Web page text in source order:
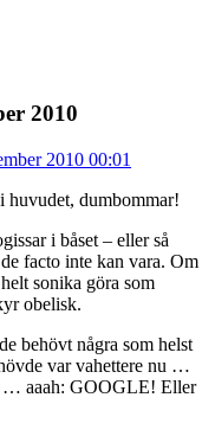
2010
2010 00:01
huvudet, dumbommar!
i båset – eller så
facto inte kan vara. Om
sonika göra som
obelisk.
behövt några som helst
var vahettere nu …
aaah: GOOGLE! Eller